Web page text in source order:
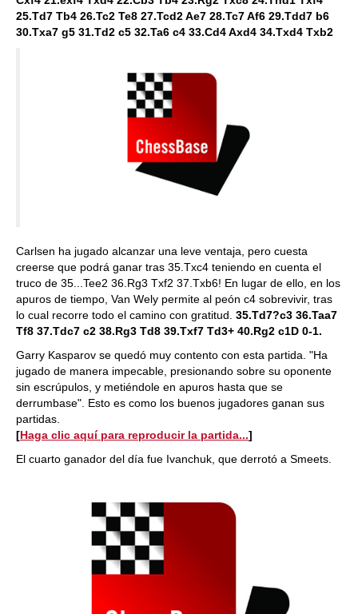
25.Td7 Tb4 26.Tc2 Te8 27.Tcd2 Ae7 28.Tc7 Af6 29.Tdd7 b6
30.Txa7 g5 31.Td2 c5 32.Ta6 c4 33.Cd4 Axd4 34.Txd4 Txb2
Carlsen ha jugado alcanzar una leve ventaja, pero cuesta
creerse que podrá ganar tras 35.Txc4 teniendo en cuenta el
truco de 35...Tee2 36.Rg3 Txf2 37.Txb6! En lugar de ello, en los
apuros de tiempo, Van Wely permite al peón c4 sobrevivir, tras
lo cual recorre todo el camino con gratitud. 35.Td7?c3 36.Taa7
Tf8 37.Tdc7 c2 38.Rg3 Td8 39.Txf7 Td3+ 40.Rg2 c1D 0-1.
Garry Kasparov se quedó muy contento con esta partida. "Ha
jugado de manera impecable, presionando sobre su oponente
sin escrúpulos, y metiéndole en apuros hasta que se
derrumbase". Esto es como los buenos jugadores ganan sus
partidas.
[Haga clic aquí para reproducir la partida...]
El cuarto ganador del día fue Ivanchuk, que derrotó a Smeets.